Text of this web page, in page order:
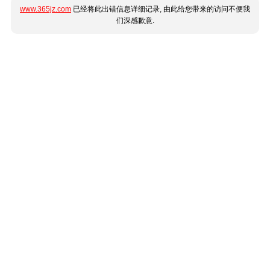
www.365jz.com 已经将此出错信息详细记录, 由此给您带来的访问不便我
们深感歉意.